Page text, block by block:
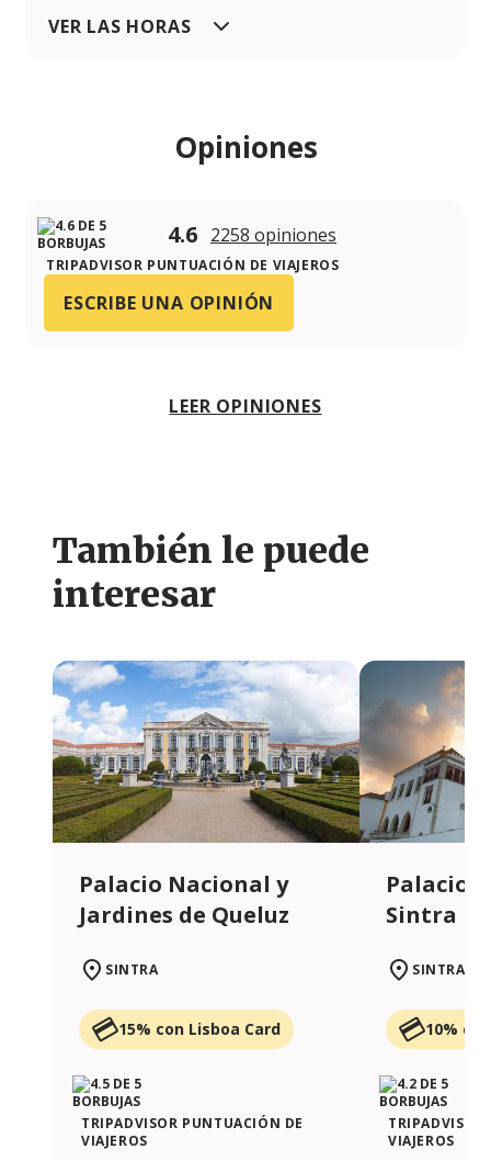
VER LAS HORAS
Opiniones
4.6 2258 opiniones
TRIPADVISOR PUNTUACIÓN DE VIAJEROS
ESCRIBE UNA OPINIÓN
LEER OPINIONES
También le puede
interesar
Palacio Nacional y
Jardines de Queluz
SINTRA
15% con Lisboa Card
TRIPADVISOR PUNTUACIÓN DE
VIAJEROS
Palacio
Sintra
SINTRA
10%
VIAJEROS